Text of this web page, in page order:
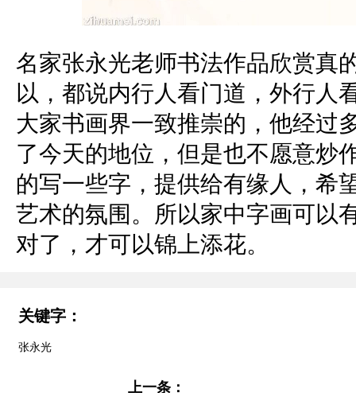
名家张永光老师书法作品欣赏真
以，都说内行人看门道，外行人
大家书画界一致推崇的，他经过
了今天的地位，但是也不愿意炒
的写一些字，提供给有缘人，希
艺术的氛围。所以家中字画可以
对了，才可以锦上添花。
关键字：
张永光
上一条：